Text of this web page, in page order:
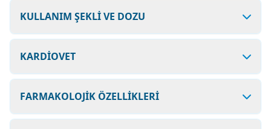
KULLANIM ŞEKLİ VE DOZU
KARDİOVET
FARMAKOLOJİK ÖZELLİKLERİ